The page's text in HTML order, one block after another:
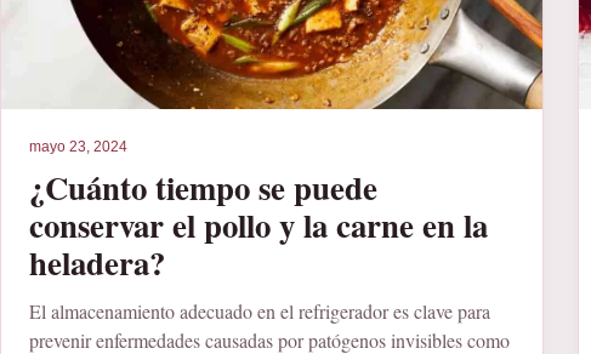
mayo 23, 2024
¿Cuánto tiempo se puede
conservar el pollo y la carne en la
heladera?
El almacenamiento adecuado en el refrigerador es clave para
prevenir enfermedades causadas por patógenos invisibles como